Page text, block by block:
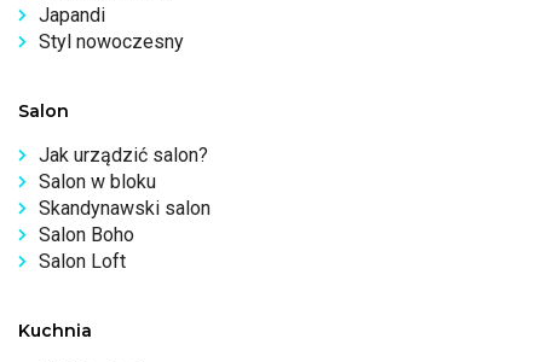
Japandi
Styl nowoczesny
Salon
Jak urządzić salon?
Salon w bloku
Skandynawski salon
Salon Boho
Salon Loft
Kuchnia